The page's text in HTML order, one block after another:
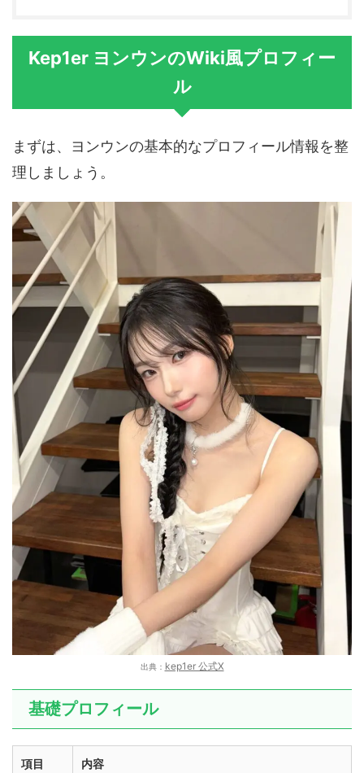
Kep1er ヨンウンのWiki風プロフィー
ル
まずは、ヨンウンの基本的なプロフィール情報を整
理しましょう。
出典： kep1er 公式X
基礎プロフィール
項目 内容